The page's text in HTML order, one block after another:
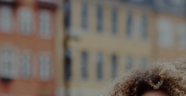
Oppiainesarjat
Oppimateriaalit
Alakoulun lisenssit
Hinnasto